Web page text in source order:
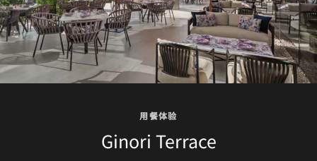
用餐体验
Ginori Terrace
用餐体验
BASTA!
用餐体验
TABŪ
用餐体验
The St. Regis Bar
用餐体验
Pool Bar